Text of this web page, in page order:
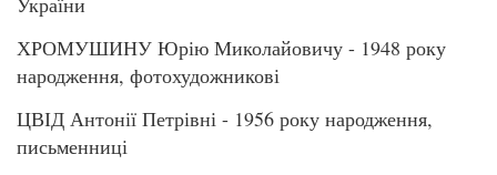
ХРОМУШИНУ Юрію Миколайовичу - 1948 року
народження, фотохудожникові
ЦВІД Антонії Петрівні - 1956 року народження,
письменниці